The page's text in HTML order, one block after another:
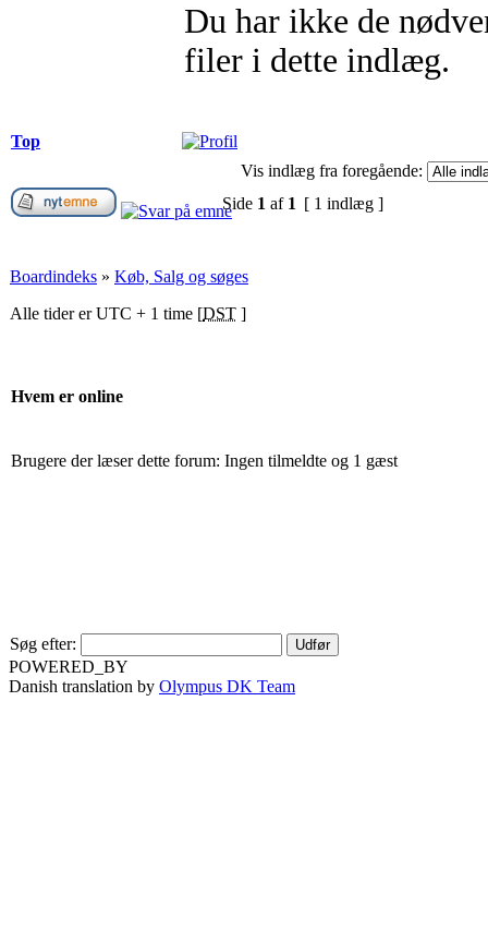
Du har ikke de
filer i dette indlæg.
Top
Vis indlæg fra foregående:
Side 1 af 1 [ 1 indlæg ]
Boardindeks » Køb, Salg og søges
Alle tider er UTC + 1 time [DST ]
Hvem er online
Brugere der læser dette forum: Ingen tilmeldte og 1 gæst
Søg efter:
POWERED_BY
Danish translation by Olympus DK Team